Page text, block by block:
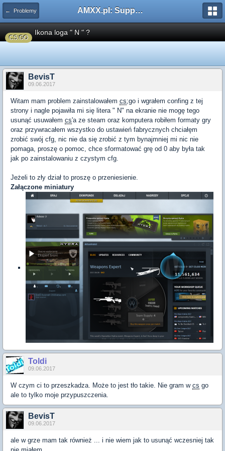
← Problemy AMXX.pl: Support AMX Mod X i SourceMod
CS:GO
Ikona loga " N " ?
BevisT
09.06.2017
Witam mam problem zainstalowałem cs;go i wgrałem confing z tej
strony i nagle pojawiła mi się litera " N" na ekranie nie mogę tego
usunąć usuwałem cs'a ze steam oraz komputera robiłem formaty gry
oraz przywracałem wszystko do ustawień fabrycznych chciałęm
zrobić swój cfg, nic nie da się zrobić z tym bynajmniej mi nic nie
pomaga, proszę o pomoc, chce sformatować grę od 0 aby była tak
jak po zainstalowaniu z czystym cfg.
Jeżeli to zły dział to proszę o przeniesienie.
Załączone miniatury
Toldi
09.06.2017
W czym ci to przeszkadza. Może to jest tło takie. Nie gram w cs go
ale to tylko moje przypuszczenia.
BevisT
09.06.2017
ale w grze mam tak również ... i nie wiem jak to usunąć wczesniej tak